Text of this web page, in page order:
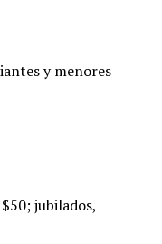
y menores
jubilados,